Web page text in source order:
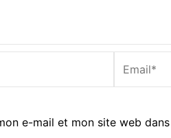
e-mail et mon site web